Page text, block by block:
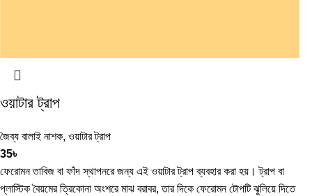
ওয়াটার ট্রাপ
জৈব্য বালাই নাশক, ওয়াটার ট্রাপ
35৳
ফেরোমন তাবিজ বা ফাঁদ স্থাপনরে জন্য এই ওয়াটার ট্রাপ ব্যবহার করা হয়। ট্রাপ বা
প্লাস্টিক বৈয়মের ত্রিকোনা অংশরে মাঝ বরাবর, তার দিকে ফেরোমন টোপটি ঝুলিয়ে দিতে